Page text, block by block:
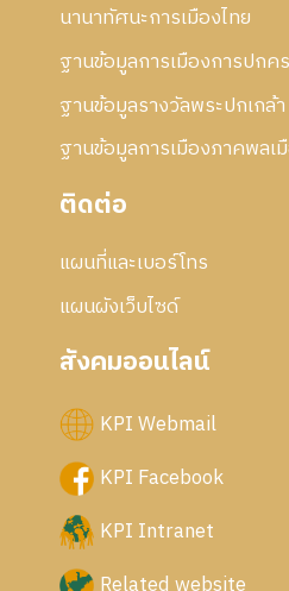
นานาทัศนะการเมืองไทย
ฐานข้อมูลการเมืองการปกค
ฐานข้อมูลรางวัลพระปกเกล้า
ฐานข้อมูลการเมืองภาคพลเ
ติดต่อ
แผนที่และเบอร์โทร
แผนผังเว็บไซด์
สังคมออนไลน์
KPI Webmail
KPI Facebook
KPI Intranet